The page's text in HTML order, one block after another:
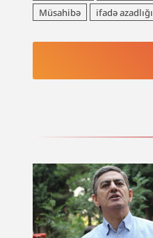
Müsahibə
ifadə azadlığı